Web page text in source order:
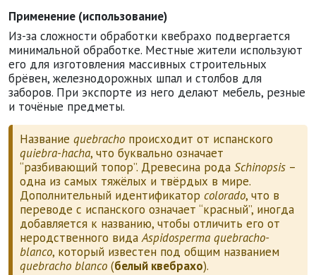
Применение (использование)
Из-за сложности обработки квебрахо подвергается
минимальной обработке. Местные жители используют
его для изготовления массивных строительных
брёвен, железнодорожных шпал и столбов для
заборов. При экспорте из него делают мебель, резные
и точёные предметы.
Название quebracho происходит от испанского
quiebra-hacha, что буквально означает
“разбивающий топор”. Древесина рода Schinopsis –
одна из самых тяжёлых и твёрдых в мире.
Дополнительный идентификатор colorado, что в
переводе с испанского означает “красный”, иногда
добавляется к названию, чтобы отличить его от
неродственного видаAspidosperma quebracho-
blanco, который известен под общим названием
quebracho blanco (белый квебрахо).